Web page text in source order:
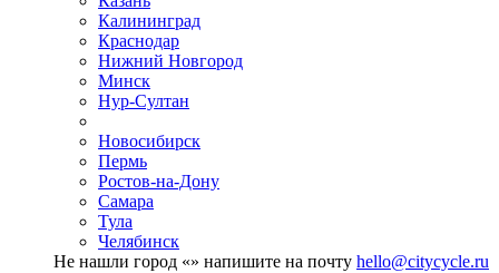
Калининград
Краснодар
Нижний Новгород
Минск
Нур-Султан
Новосибирск
Пермь
Ростов-на-Дону
Самара
Тула
Челябинск
Не нашли город «» напишите на почту hello@citycycle.ru